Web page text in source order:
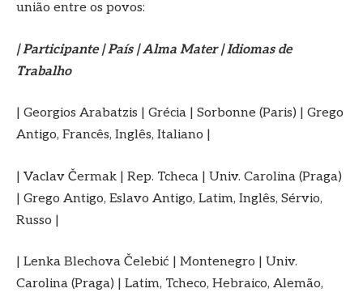
união entre os povos:
| Participante | País | Alma Mater | Idiomas de
Trabalho
| Georgios Arabatzis | Grécia | Sorbonne (Paris) | Grego
Antigo, Francês, Inglês, Italiano |
| Vaclav Čermak | Rep. Tcheca | Univ. Carolina (Praga)
| Grego Antigo, Eslavo Antigo, Latim, Inglês, Sérvio,
Russo |
| Lenka Blechova Čelebić | Montenegro | Univ.
Carolina (Praga) | Latim, Tcheco, Hebraico, Alemão,